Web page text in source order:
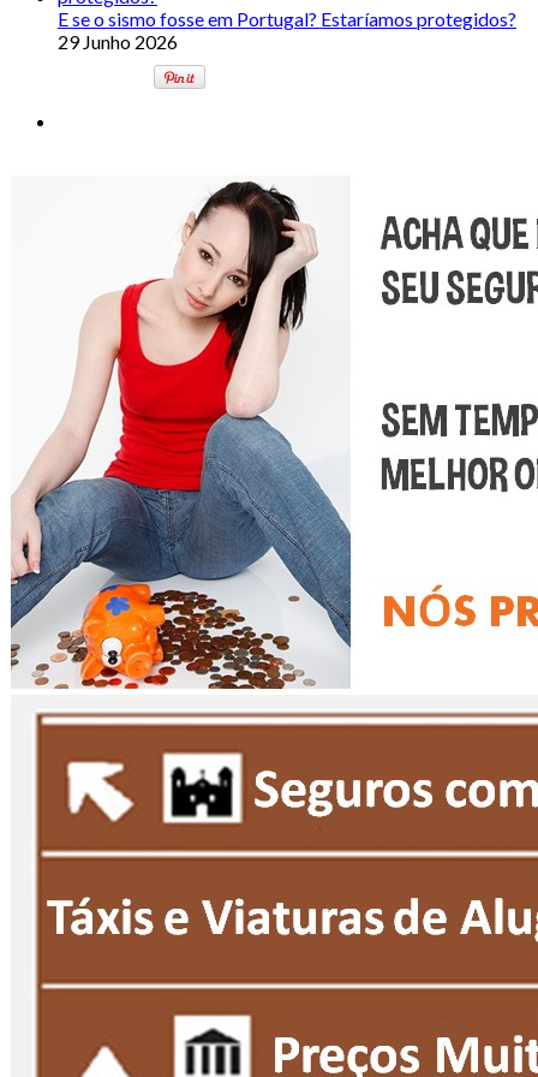
E se o sismo fosse em Portugal? Estaríamos protegidos?
29 Junho 2026